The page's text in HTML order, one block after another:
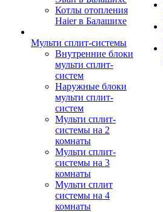
Котлы отопления
Haier в Балашихе
Мульти сплит-системы
Внутренние блоки
мульти сплит-
систем
Наружные блоки
мульти сплит-
систем
Мульти сплит-
системы на 2
комнаты
Мульти сплит-
системы на 3
комнаты
Мульти сплит
системы на 4
комнаты